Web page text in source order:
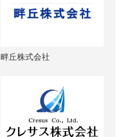
畔丘株式会社